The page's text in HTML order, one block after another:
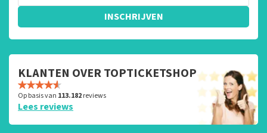
INSCHRIJVEN
KLANTEN OVER TOPTICKETSHOP
Op basis van 113.182reviews
Lees reviews